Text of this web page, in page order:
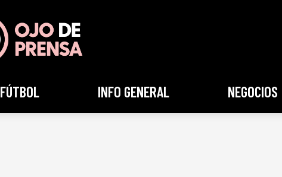
FÚTBOL INFO GENERAL NEGOCIOS